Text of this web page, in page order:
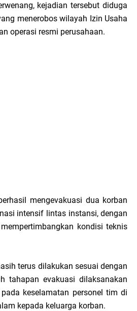
kejadian tersebut diduga
menerobos wilayah Izin Usaha
operasi resmi perusahaan.
mengevakuasi dua korban
intensif lintas instansi, dengan
kondisi teknis
terus dilakukan sesuai dengan
tahapan evakuasi dilaksanakan
keselamatan personel tim di
kepada keluarga korban.